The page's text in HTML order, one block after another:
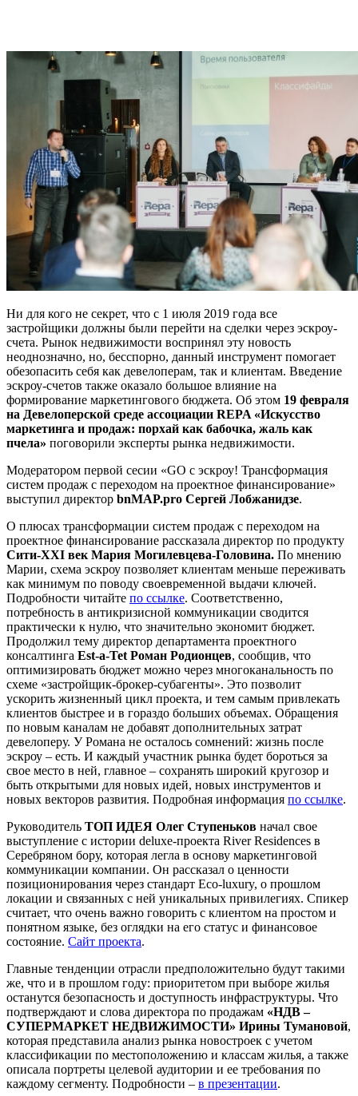
Ни для кого не секрет, что с 1 июля 2019 года все
застройщики должны были перейти на сделки через эскроу-
счета. Рынок недвижимости воспринял эту новость
неоднозначно, но, бесспорно, данный инструмент помогает
обезопасить себя как девелоперам, так и клиентам. Введение
эскроу-счетов также оказало большое влияние на
формирование маркетингового бюджета. Об этом 19 февраля
на Девелоперской среде ассоциации REPA «Искусство
маркетинга и продаж: порхай как бабочка, жаль как
пчела» поговорили эксперты рынка недвижимости.
Модератором первой сесии «GO с эскроу! Трансформация
систем продаж с переходом на проектное финансирование»
выступил директор bnMAP.pro Сергей Лобжанидзе.
О плюсах трансформации систем продаж с переходом на
проектное финансирование рассказала директор по продукту
Сити-XXI век Мария Могилевцева-Головина. По мнению
Марии, схема эскроу позволяет клиентам меньше переживать
как минимум по поводу своевременной выдачи ключей.
Подробности читайте по ссылке. Соответственно,
потребность в антикризисной коммуникации сводится
практически к нулю, что значительно экономит бюджет.
Продолжил тему директор департамента проектного
консалтинга Est-a-Tet Роман Родионцев, сообщив, что
оптимизировать бюджет можно через многоканальность по
схеме «застройщик-брокер-субагенты». Это позволит
ускорить жизненный цикл проекта, и тем самым привлекать
клиентов быстрее и в гораздо больших объемах. Обращения
по новым каналам не добавят дополнительных затрат
девелоперу. У Романа не осталось сомнений: жизнь после
эскроу – есть. И каждый участник рынка будет бороться за
свое место в ней, главное – сохранять широкий кругозор и
быть открытыми для новых идей, новых инструментов и
новых векторов развития. Подробная информация по ссылке.
Руководитель ТОП ИДЕЯ Олег Ступеньков начал свое
выступление с истории deluxe-проекта River Residences в
Серебряном бору, которая легла в основу маркетинговой
коммуникации компании. Он рассказал о ценности
позиционирования через стандарт Eco-luxury, о прошлом
локации и связанных с ней уникальных привилегиях. Спикер
считает, что очень важно говорить с клиентом на простом и
понятном языке, без оглядки на его статус и финансовое
состояние. Сайт проекта.
Главные тенденции отрасли предположительно будут такими
же, что и в прошлом году: приоритетом при выборе жилья
останутся безопасность и доступность инфраструктуры. Что
подтверждают и слова директора по продажам «НДВ –
СУПЕРМАРКЕТ НЕДВИЖИМОСТИ» Ирины Тумановой,
которая представила анализ рынка новостроек с учетом
классификации по местоположению и классам жилья, а также
описала портреты целевой аудитории и ее требования по
каждому сегменту. Подробности – в презентации.